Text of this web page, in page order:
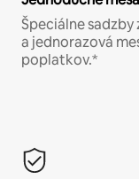
Špeciálne
a jednorazová
poplatkov.*